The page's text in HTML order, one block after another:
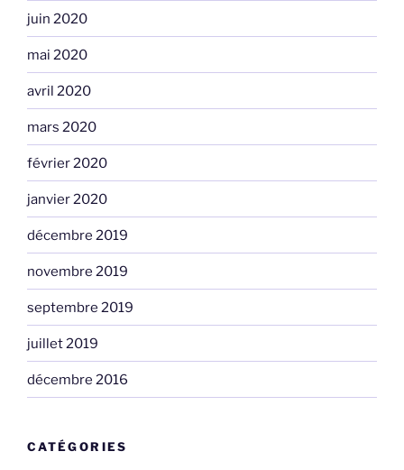
juin 2020
mai 2020
avril 2020
mars 2020
février 2020
janvier 2020
décembre 2019
novembre 2019
septembre 2019
juillet 2019
décembre 2016
CATÉGORIES